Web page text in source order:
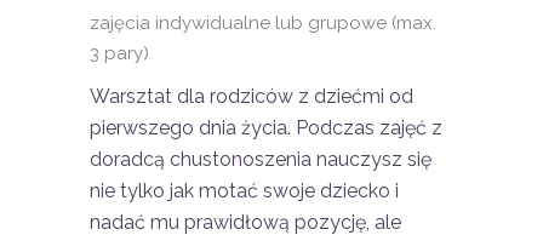
zajęcia indywidualne lub grupowe (max.
3 pary)
Warsztat dla rodziców z dziećmi od
pierwszego dnia życia. Podczas zajęć z
doradcą chustonoszenia nauczysz się
nie tylko jak motać swoje dziecko i
nadać mu prawidłową pozycję, ale